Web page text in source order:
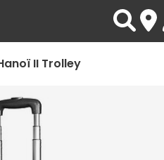
II Trolley